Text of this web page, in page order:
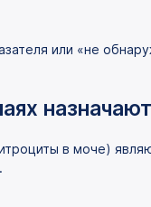
или «не
в моче)